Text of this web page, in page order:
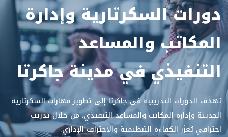
دورات السكرتارية وإدارة
المكاتب والمساعد
التنفيذي في مدينة جاكرتا
تهدف الدورات التدريبية في جاكرتا إلى تطوير مهارات السكرتارية
الحديثة وإدارة المكاتب والمساعد التنفيذي، من خلال تدريب
احترافي يُعزّز الكفاءة التنظيمية والاحتراف الإداري.